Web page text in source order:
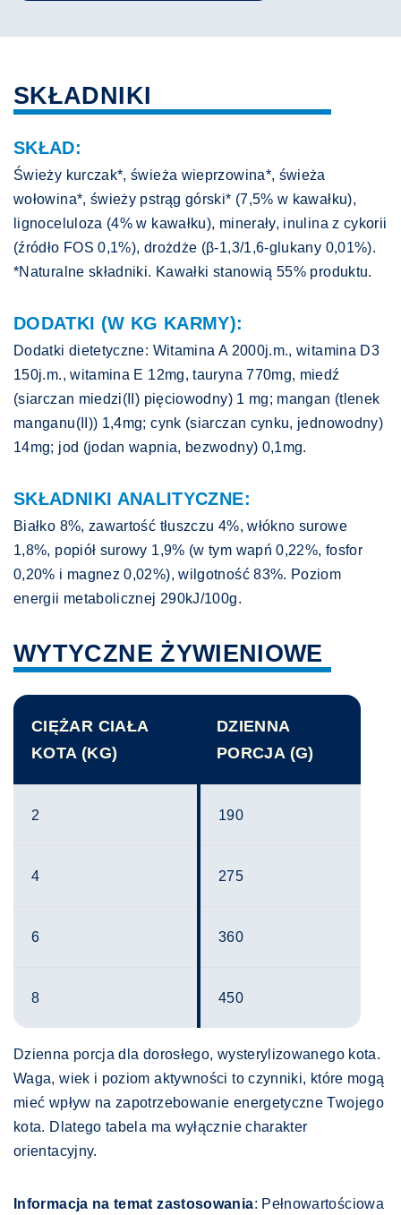
SKŁADNIKI
SKŁAD:
Świeży kurczak*, świeża wieprzowina*, świeża
wołowina*, świeży pstrąg górski* (7,5% w kawałku),
lignoceluloza (4% w kawałku), minerały, inulina z cykorii
(źródło FOS 0,1%), drożdże (β-1,3/1,6-glukany 0,01%).
*Naturalne składniki. Kawałki stanowią 55% produktu.
DODATKI (W KG KARMY):
Dodatki dietetyczne: Witamina A 2000j.m., witamina D3
150j.m., witamina E 12mg, tauryna 770mg, miedź
(siarczan miedzi(II) pięciowodny) 1 mg; mangan (tlenek
manganu(II)) 1,4mg; cynk (siarczan cynku, jednowodny)
14mg; jod (jodan wapnia, bezwodny) 0,1mg.
SKŁADNIKI ANALITYCZNE:
Białko 8%, zawartość tłuszczu 4%, włókno surowe
1,8%, popiół surowy 1,9% (w tym wapń 0,22%, fosfor
0,20% i magnez 0,02%), wilgotność 83%. Poziom
energii metabolicznej 290kJ/100g.
WYTYCZNE ŻYWIENIOWE
CIĘŻAR CIAŁA
KOTA (KG)
DZIENNA
PORCJA (G)
2 190
4 275
6 360
8 450
Dzienna porcja dla dorosłego, wysterylizowanego kota.
Waga, wiek i poziom aktywności to czynniki, które mogą
mieć wpływ na zapotrzebowanie energetyczne Twojego
kota. Dlatego tabela ma wyłącznie charakter
orientacyjny.
Informacja na temat zastosowania: Pełnowartościowa